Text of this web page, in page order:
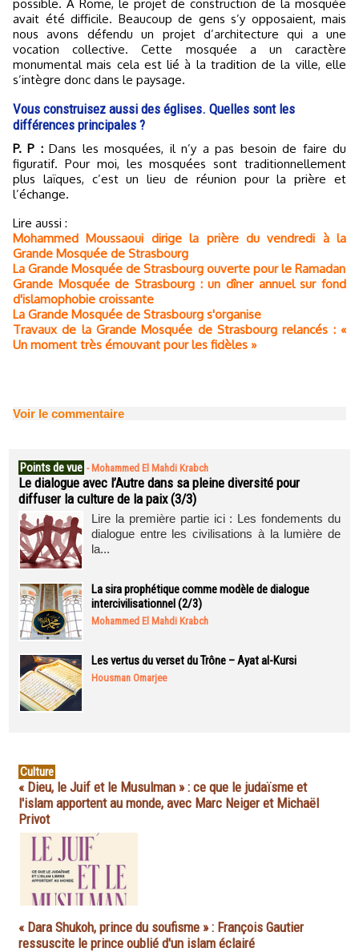
possible. A Rome, le projet de construction de la mosquée
avait été difficile. Beaucoup de gens s’y opposaient, mais
nous avons défendu un projet d’architecture qui a une
vocation collective. Cette mosquée a un caractère
monumental mais cela est lié à la tradition de la ville, elle
s’intègre donc dans le paysage.
Vous construisez aussi des églises. Quelles sont les
différences principales ?
P. P :Dans les mosquées, il n’y a pas besoin de faire du
figuratif. Pour moi, les mosquées sont traditionnellement
plus laïques, c’est un lieu de réunion pour la prière et
l’échange.
Lire aussi :
Mohammed Moussaoui dirige la prière du vendredi à la
Grande Mosquée de Strasbourg
La Grande Mosquée de Strasbourg ouverte pour le Ramadan
Grande Mosquée de Strasbourg : un dîner annuel sur fond
d'islamophobie croissante
La Grande Mosquée de Strasbourg s'organise
Travaux de la Grande Mosquée de Strasbourg relancés : «
Un moment très émouvant pour les fidèles »
Voir le commentaire
Points de vue - Mohammed El Mahdi Krabch
Le dialogue avec l’Autre dans sa pleine diversité pour
diffuser la culture de la paix (3/3)
Lire la première partie ici : Les fondements du
dialogue entre les civilisations à la lumière de
la...
La sira prophétique comme modèle de dialogue
intercivilisationnel (2/3)
Mohammed El Mahdi Krabch
Les vertus du verset du Trône – Ayat al-Kursi
Housman Omarjee
Culture
« Dieu, le Juif et le Musulman » : ce que le judaïsme et
l'islam apportent au monde, avec Marc Neiger et Michaël
Privot
« Dara Shukoh, prince du soufisme » : François Gautier
ressuscite le prince oublié d'un islam éclairé